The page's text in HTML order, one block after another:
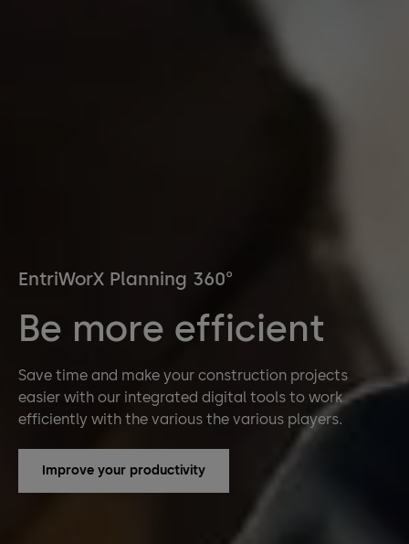
EntriWorX Planning 360°
Be more efficient
Save time and make your construction projects
easier with our integrated digital tools to work
efficiently with the various the various players.
Improve your productivity